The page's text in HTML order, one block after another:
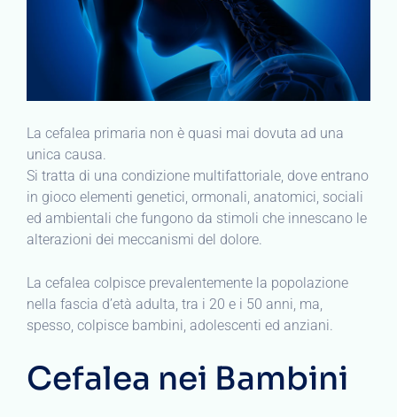
La cefalea primaria non è quasi mai dovuta ad una
unica causa.
Si tratta di una condizione multifattoriale, dove entrano
in gioco elementi genetici, ormonali, anatomici, sociali
ed ambientali che fungono da stimoli che innescano le
alterazioni dei meccanismi del dolore.
La cefalea colpisce prevalentemente la popolazione
nella fascia d’età adulta, tra i 20 e i 50 anni, ma,
spesso, colpisce bambini, adolescenti ed anziani.
Cefalea nei Bambini